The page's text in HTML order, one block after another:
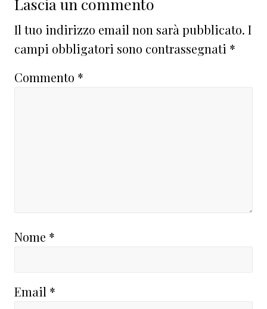
Lascia un commento
Il tuo indirizzo email non sarà pubblicato. I
campi obbligatori sono contrassegnati *
Commento *
Nome *
Email *